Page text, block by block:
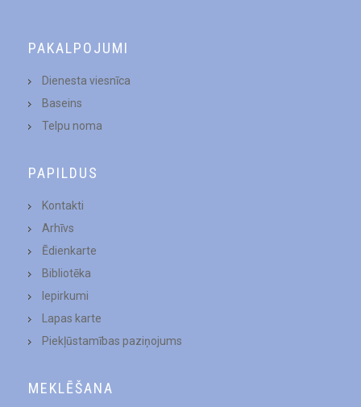
PAKALPOJUMI
Dienesta viesnīca
Baseins
Telpu noma
PAPILDUS
Kontakti
Arhīvs
Ēdienkarte
Bibliotēka
Iepirkumi
Lapas karte
Piekļūstamības paziņojums
MEKLĒŠANA